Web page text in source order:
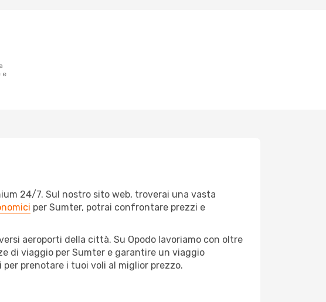
e
24/7. Sul nostro sito web, troverai una vasta
per Sumter, potrai confrontare prezzi e
aeroporti della città. Su Opodo lavoriamo con oltre
di viaggio per Sumter e garantire un viaggio
prenotare i tuoi voli al miglior prezzo.